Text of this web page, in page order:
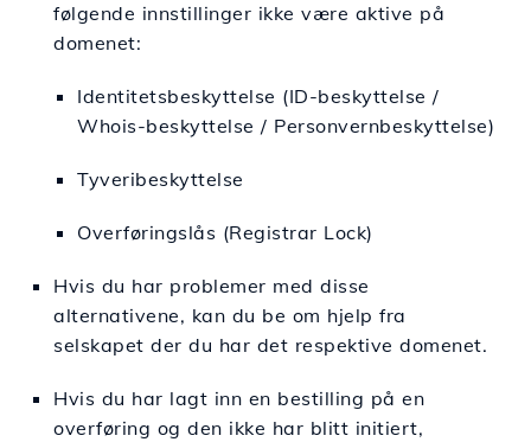
følgende innstillinger ikke være aktive på
domenet:
Identitetsbeskyttelse (ID-beskyttelse /
Whois-beskyttelse / Personvernbeskyttelse)
Tyveribeskyttelse
Overføringslås (Registrar Lock)
Hvis du har problemer med disse
alternativene, kan du be om hjelp fra
selskapet der du har det respektive domenet.
Hvis du har lagt inn en bestilling på en
overføring og den ikke har blitt initiert,